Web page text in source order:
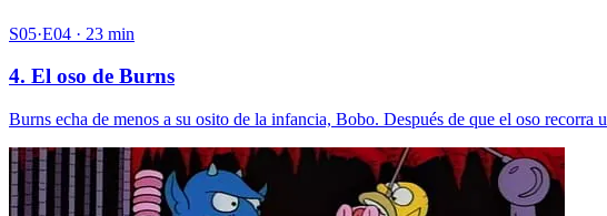
S05·E04 · 23 min
4. El oso de Burns
Burns echa de menos a su osito de la infancia, Bobo. Después de que el oso